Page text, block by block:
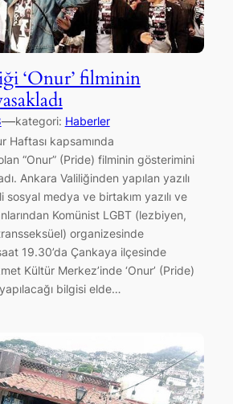
‘Onur’ filminin
—kategori: Haberler
Haftası kapsamında
“Onur” (Pride) filminin gösterimini
Ankara Valiliğinden yapılan yazılı
sosyal medya ve birtakım yazılı ve
Komünist LGBT (lezbiyen,
organizesinde
19.30’da Çankaya ilçesinde
Kültür Merkez’inde ‘Onur’ (Pride)
bilgisi elde…